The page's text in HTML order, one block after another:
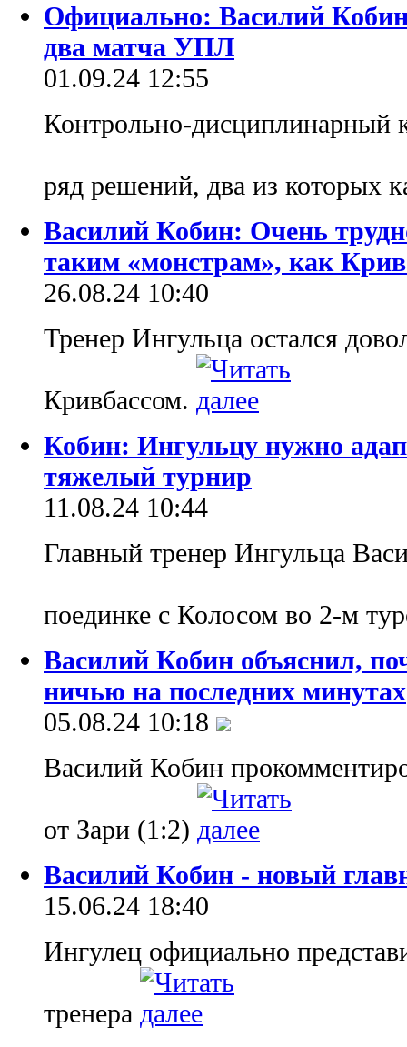
Официально: Василий
два матча УПЛ
01.09.24 12:55
Контрольно-дисциплинарный
ряд решений, два из которых
Василий Кобин: Очень
таким «монстрам», как
26.08.24 10:40
Тренер Ингульца остался
Кривбассом.
Кобин: Ингульцу нужно
тяжелый турнир
11.08.24 10:44
Главный тренер Ингульца
поединке с Колосом во 2-м
Василий Кобин объяснил,
ничью на последних минутах
05.08.24 10:18
Василий Кобин
от Зари (1:2)
Василий Кобин - новый
15.06.24 18:40
Ингулец официально
тренера